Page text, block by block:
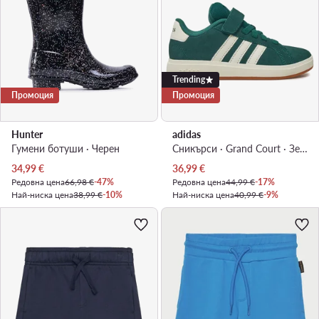
Промоция
Hunter
Гумени ботуши · Черен
Актуална цена
34,99€
Редовна цена66,98 €-47%
Най-ниска цена38,99 €-10%
Trending
Промоция
adidas
Сникърси · Grand Court · Зелен
Актуална цена
36,99€
Редовна цена44,99 €-17%
Най-ниска цена40,99 €-9%